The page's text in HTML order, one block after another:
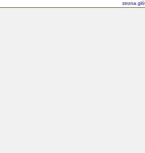
strona